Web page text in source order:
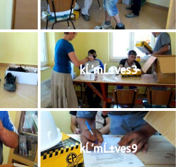
kĹ‘mĹ±ves3
kĹ‘mĹ±ves9